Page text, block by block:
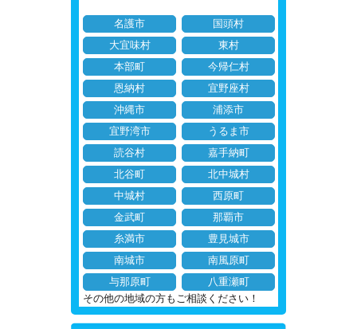
名護市
国頭村
大宜味村
東村
本部町
今帰仁村
恩納村
宜野座村
沖縄市
浦添市
宜野湾市
うるま市
読谷村
嘉手納町
北谷町
北中城村
中城村
西原町
金武町
那覇市
糸満市
豊見城市
南城市
南風原町
与那原町
八重瀬町
その他の地域の方もご相談ください！